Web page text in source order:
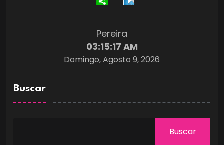
Pereira
03:15:17 AM
Domingo, Agosto 9, 2026
Buscar
Buscar